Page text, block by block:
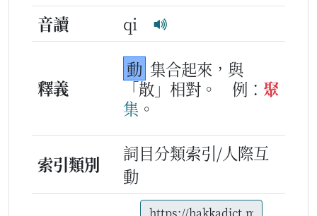
音讀 qi
釋義
動 集合起來，與
「散」相對。
例： 聚
集 。
索引類別
詞目分類索引/人際互
動